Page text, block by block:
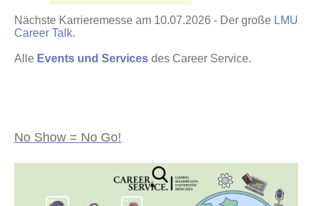
Nächste Karrieremesse am 10.07.2026 - Der große LMU
Career Talk.
Alle Events und Services des Career Service.
No Show = No Go!